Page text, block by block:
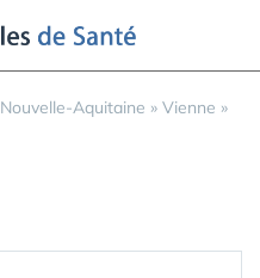
Nouvelle-Aquitaine » Vienne »